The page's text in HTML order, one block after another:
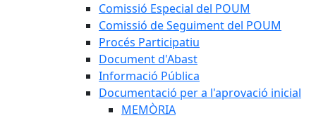
Comissió Especial del POUM
Comissió de Seguiment del POUM
Procés Participatiu
Document d'Abast
Informació Pública
Documentació per a l'aprovació inicial
MEMÒRIA